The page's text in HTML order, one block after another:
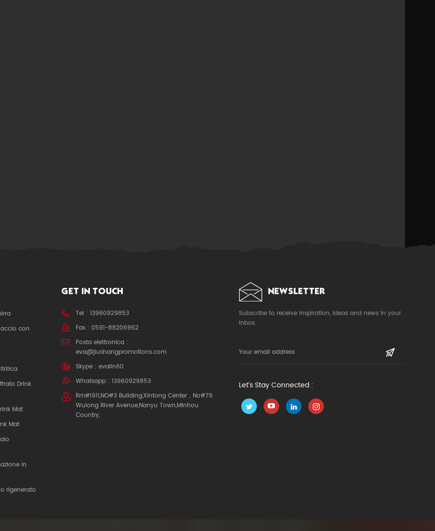
con
Drink
Mat
Mat
in
rigenerato
GET IN TOUCH
Tel : 13960929853
Fax : 0591-88206962
Posta elettronica :
eva@jiushangpromotions.com
Skype :evalin60
Whatsapp : 13960929853
Rm#1911,NO#3 Building,Xintong Center，No#79
Wulong River Avenue,Nanyu Town,Minhou
Country,
NEWSLETTER
Subscribe to receive inspiration, ideas and news in your
inbox.
Let’s Stay Connected :